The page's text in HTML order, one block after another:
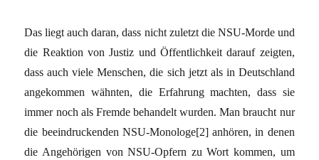
Das liegt auch daran, dass nicht zuletzt die NSU-Morde und
die Reaktion von Justiz und Öffentlichkeit darauf zeigten,
dass auch viele Menschen, die sich jetzt als in Deutschland
angekommen wähnten, die Erfahrung machten, dass sie
immer noch als Fremde behandelt wurden. Man braucht nur
die beeindruckenden NSU-Monologe[2] anhören, in denen
die Angehörigen von NSU-Opfern zu Wort kommen, um